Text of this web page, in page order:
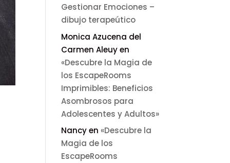
Gestionar Emociones –
dibujo terapeútico
Monica Azucena del
Carmen Aleuyen
«Descubre la Magia de
los EscapeRooms
Imprimibles: Beneficios
Asombrosos para
Adolescentes y Adultos»
Nancyen «Descubre la
Magia de los
EscapeRooms